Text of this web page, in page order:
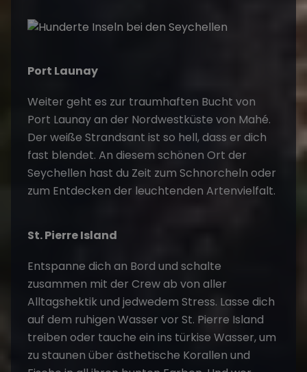
Port Launay
Weiter geht es zur traumhaften Bucht von
Port Launay an der Nordwestküste von Mahé.
Der weiße Strandsant ist so hell, dass er dich
fast blendet. An diesem schönen Ort der
Seychellen hast du Zeit zum Schnorcheln oder
zum Entdecken der leuchtenden Artenvielfalt.
St. Pierre Island
Entspanne dich an Bord und schalte
zusammen mit der Crew ab von aller
Alltagshektik und jedwedem Stress. Lasse dich
auf dem ruhigen Wasser vor St. Pierre Island
treiben oder tauche ein ins türkise Wasser, um
zu staunen über ästhetische Korallen und